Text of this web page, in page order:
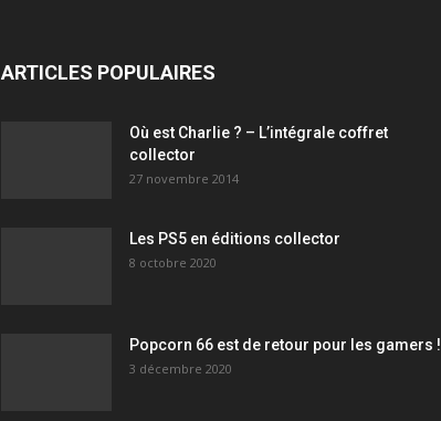
ARTICLES POPULAIRES
Où est Charlie ? – L’intégrale coffret
collector
27 novembre 2014
Les PS5 en éditions collector
8 octobre 2020
Popcorn 66 est de retour pour les gamers !
3 décembre 2020